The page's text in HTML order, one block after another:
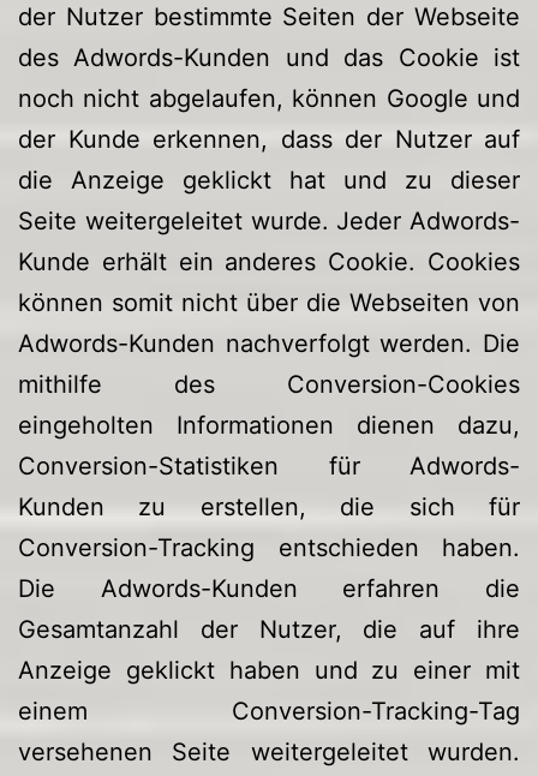
der Nutzer bestimmte Seiten der Webseite
des Adwords-Kunden und das Cookie ist
noch nicht abgelaufen, können Google und
der Kunde erkennen, dass der Nutzer auf
die Anzeige geklickt hat und zu dieser
Seite weitergeleitet wurde. Jeder Adwords-
Kunde erhält ein anderes Cookie. Cookies
können somit nicht über die Webseiten von
Adwords-Kunden nachverfolgt werden. Die
mithilfe des Conversion-Cookies
eingeholten Informationen dienen dazu,
Conversion-Statistiken für Adwords-
Kunden zu erstellen, die sich für
Conversion-Tracking entschieden haben.
Die Adwords-Kunden erfahren die
Gesamtanzahl der Nutzer, die auf ihre
Anzeige geklickt haben und zu einer mit
einem Conversion-Tracking-Tag
versehenen Seite weitergeleitet wurden.